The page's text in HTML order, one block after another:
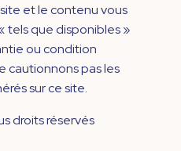
et le contenu vous
tels que disponibles »
ou condition
cautionnons pas les
sur ce site.
droits réservés